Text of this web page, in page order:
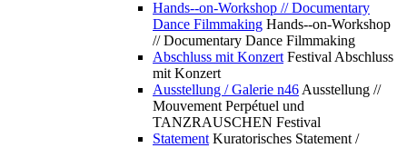
Hands--on-Workshop // Documentary
Dance Filmmaking Hands--on-Workshop
// Documentary Dance Filmmaking
Abschluss mit Konzert Festival Abschluss
mit Konzert
Ausstellung / Galerie n46 Ausstellung //
Mouvement Perpétuel und
TANZRAUSCHEN Festival
Statement Kuratorisches Statement /